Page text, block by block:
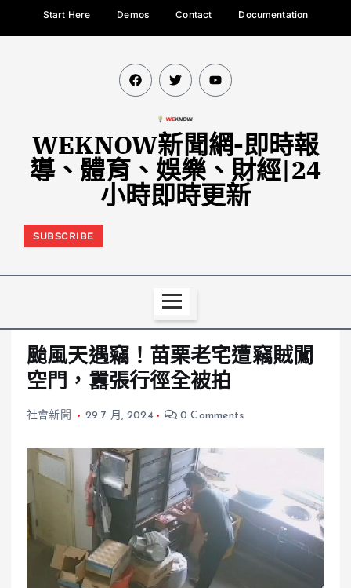
Start Here Demos Contact Documentation
WEKNOW新聞網-即時報
導、體育、娛樂、財經|24
小時即時更新
SUBSCRIBE
颱風天遇竊！苗栗老宅遭竊賊闖
空門，囂張行徑全被拍
社會新聞 29 7 月, 2024 0 Comments